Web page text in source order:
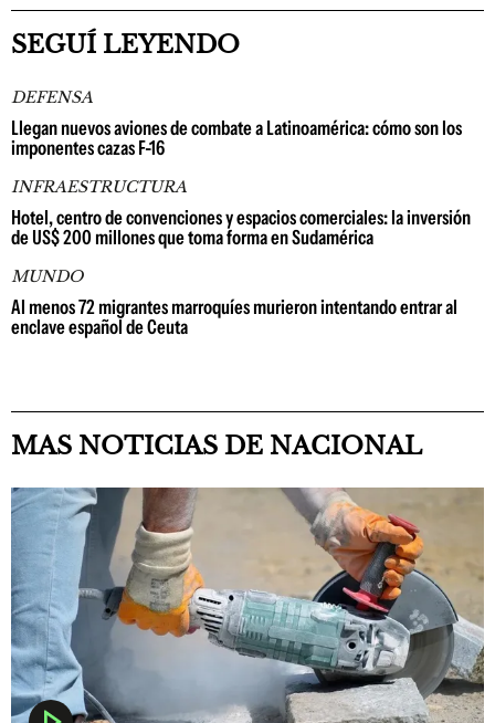
SEGUÍ LEYENDO
DEFENSA
Llegan nuevos aviones de combate a Latinoamérica: cómo son los
imponentes cazas F-16
INFRAESTRUCTURA
Hotel, centro de convenciones y espacios comerciales: la inversión
de US$ 200 millones que toma forma en Sudamérica
MUNDO
Al menos 72 migrantes marroquíes murieron intentando entrar al
enclave español de Ceuta
MAS NOTICIAS DE NACIONAL